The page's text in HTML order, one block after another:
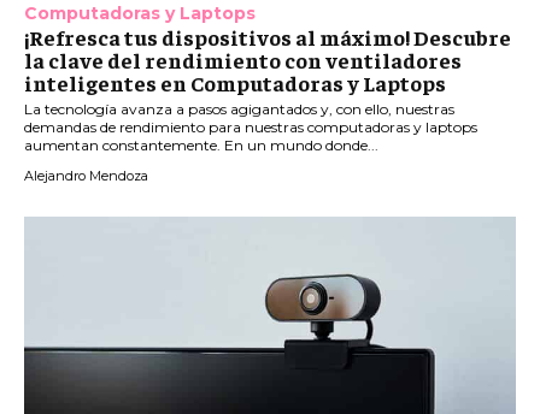
Computadoras y Laptops
¡Refresca tus dispositivos al máximo! Descubre
la clave del rendimiento con ventiladores
inteligentes en Computadoras y Laptops
La tecnología avanza a pasos agigantados y, con ello, nuestras
demandas de rendimiento para nuestras computadoras y laptops
aumentan constantemente. En un mundo donde...
Alejandro Mendoza